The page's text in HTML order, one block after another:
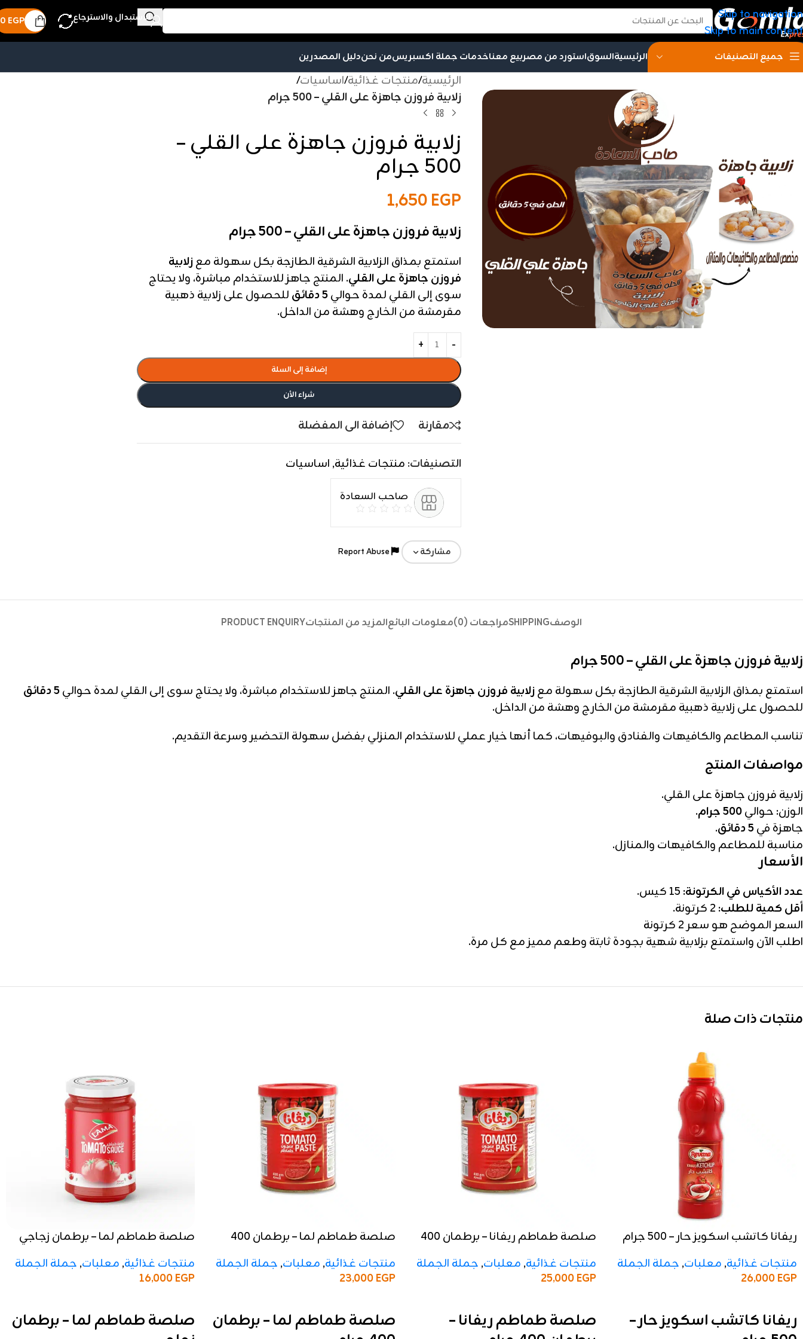
Skip to navigation
Skip to main content
الاستبدال والاسترجاع 0 EGP
جميع التصنيفات الرئيسيةالسوقاستورد من مصربيع معناخدمات جملة اكسبريسمن نحندليل المصدرين
الرئيسية/منتجات غذائية/اساسيات/
زلابية فروزن جاهزة على القلي – 500 جرام
زلابية فروزن جاهزة على القلي –
500 جرام
1,650EGP
زلابية فروزن جاهزة على القلي – 500 جرام
استمتع بمذاق الزلابية الشرقية الطازجة بكل سهولة معزلابية
فروزن جاهزة على القلي. المنتج جاهز للاستخدام مباشرة، ولا يحتاج
سوى إلى القلي لمدة حوالي5 دقائق
للحصول على زلابية ذهبية
مقرمشة من الخارج وهشة من الداخل.
إضافة إلى السلة
شراء الأن
مقارنة إضافة الى المفضلة
التصنيفات: منتجات غذائية, اساسيات
صاحب السعادة
مشاركة
الوصفSHIPPINGمراجعات (0) معلومات البائعالمزيد من المنتجاتPRODUCT ENQUIRY
زلابية فروزن جاهزة على القلي – 500 جرام
استمتع بمذاق الزلابية الشرقية الطازجة بكل سهولة معزلابية فروزن جاهزة على القلي. المنتج جاهز للاستخدام مباشرة، ولا يحتاج سوى إلى القلي لمدة حوالي5 دقائق
للحصول على زلابية ذهبية مقرمشة من الخارج وهشة من الداخل.
تناسب المطاعم والكافيهات والفنادق والبوفيهات، كما أنها خيار عملي للاستخدام المنزلي بفضل سهولة التحضير وسرعة التقديم.
مواصفات المنتج
زلابية فروزن جاهزة على القلي.
الوزن: حوالي500 جرام
.
جاهزة في5 دقائق
.
مناسبة للمطاعم والكافيهات والمنازل.
الأسعار
عدد الأكياس في الكرتونة:
أقل كمية للطلب:
السعر الموضح هو سعر 2 كرتونة
اطلب الآن واستمتع بزلابية شهية بجودة ثابتة وطعم مميز مع كل مرة.
منتجات ذات صلة
ريفانا كاتشب اسكويز حار – 500 جرام
منتجات غذائية, معلبات, جملة الجملة
26,000EGP
ريفانا كاتشب اسكويز حار –
صلصة طماطم ريفانا – برطمان 400
منتجات غذائية, معلبات, جملة الجملة
25,000EGP
صلصة طماطم ريفانا –
صلصة طماطم لما – برطمان 400
منتجات غذائية, معلبات, جملة الجملة
23,000EGP
صلصة طماطم لما – برطمان
صلصة طماطم لما – برطمان زجاجي
منتجات غذائية, معلبات, جملة الجملة
16,000EGP
صلصة طماطم لما – برطمان